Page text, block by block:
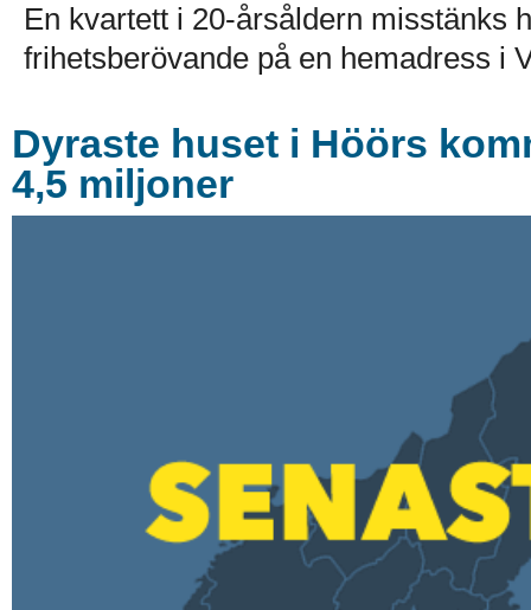
En kvartett i 20-årsåldern misstänks
frihetsberövande på en hemadress i
Dyraste huset i Höörs
4,5 miljoner